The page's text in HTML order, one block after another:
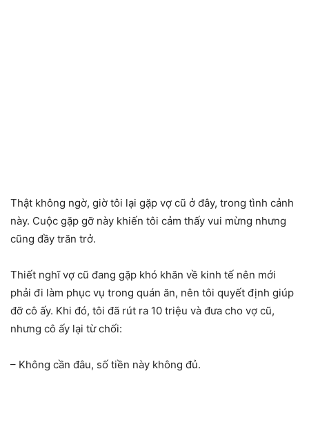
Thật không ngờ, giờ tôi lại gặp vợ cũ ở đây, trong tình cảnh
này. Cuộc gặp gỡ này khiến tôi cảm thấy vui mừng nhưng
cũng đầy trăn trở.
Thiết nghĩ vợ cũ đang gặp khó khăn về kinh tế nên mới
phải đi làm phục vụ trong quán ăn, nên tôi quyết định giúp
đỡ cô ấy. Khi đó, tôi đã rút ra 10 triệu và đưa cho vợ cũ,
nhưng cô ấy lại từ chối:
– Không cần đâu, số tiền này không đủ.